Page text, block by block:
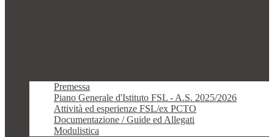
Premessa
Piano Generale d'Istituto FSL - A.S. 2025/2026
Attività ed esperienze FSL/ex PCTO
Documentazione / Guide ed Allegati
Modulistica